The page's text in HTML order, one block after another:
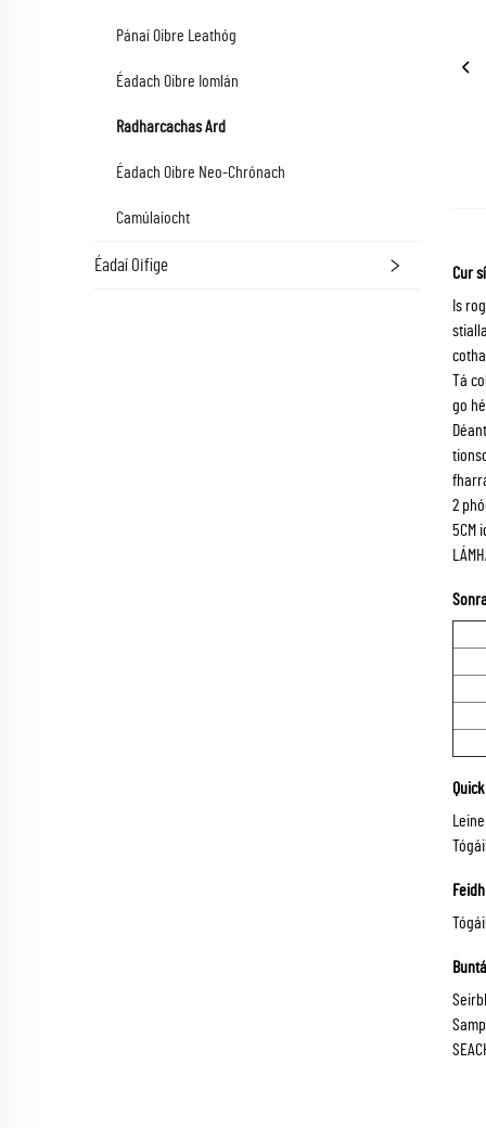
Pánaí Oibre Leathóg
Éadach Oibre Iomlán
Radharcachas Ard
Éadach Oibre Neo-Chrónach
Camúlaíocht
Éadaí Oifige
Cur
Is
Tá
go
2
5CM